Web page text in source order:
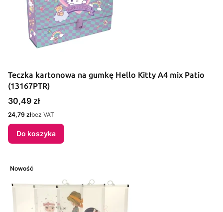
Teczka kartonowa na gumkę Hello Kitty A4 mix Patio
(13167PTR)
Cena
30,49 zł
Cena
24,79 złbez VAT
Do koszyka
Nowość